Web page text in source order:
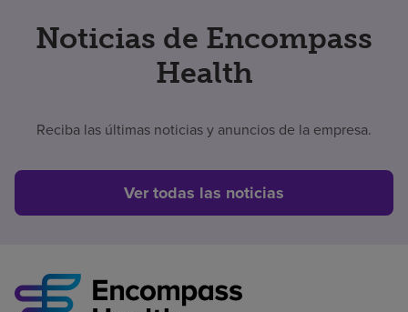
Noticias de Encompass
Health
Reciba las últimas noticias y anuncios de la empresa.
Ver todas las noticias